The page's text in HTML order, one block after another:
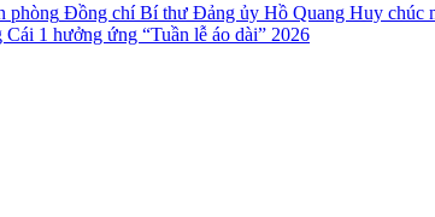
Đồng chí Bí thư Đảng ủy Hồ Quang Huy chúc
1 hưởng ứng “Tuần lễ áo dài” 2026